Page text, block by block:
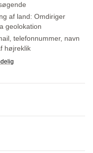
af land: Omdiriger
geolokation
telefonnummer, navn
højreklik